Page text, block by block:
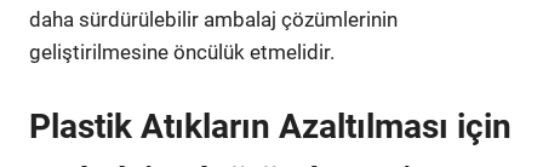
daha sürdürülebilir ambalaj çözümlerinin
geliştirilmesine öncülük etmelidir.
Plastik Atıkların Azaltılması için